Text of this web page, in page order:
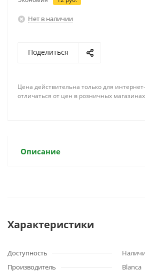
Нет в наличии
Поделиться
Цена действительна только для
отличаться от цен в розничных магазинах
Описание
Характеристики
Доступность
Производитель
Blanca